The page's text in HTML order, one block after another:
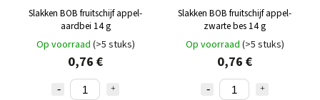
Slakken BOB fruitschijf appel-
aardbei 14 g
Op voorraad (>5 stuks)
0,76 €
Slakken BOB fruitschijf appel-
zwarte bes 14 g
Op voorraad (>5 stuks)
0,76 €